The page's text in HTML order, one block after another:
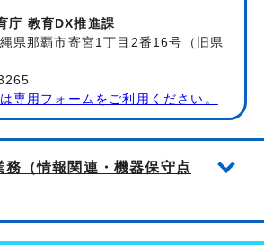
庁 教育DX推進課
那覇市寄宮1丁目2番16号（旧県
専用フォームをご利用ください。
（情報関連・機器保守点